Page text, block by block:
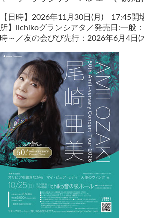
【日時】2026年11月30日(月) 17:45開
所】iichikoグランシアタ／発売日:一般
時～／友の会びび先行：2026年6月4日(